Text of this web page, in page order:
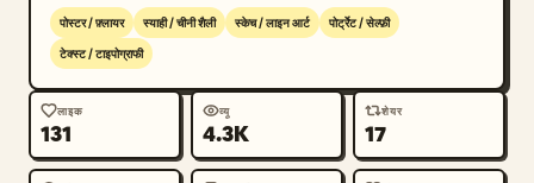
पोस्टर / फ़्लायर स्याही / चीनी शैली स्केच / लाइन आर्ट पोर्ट्रेट / सेल्फ़ी
टेक्स्ट / टाइपोग्राफी
लाइक
131
व्यू
4.3K
शेयर
17